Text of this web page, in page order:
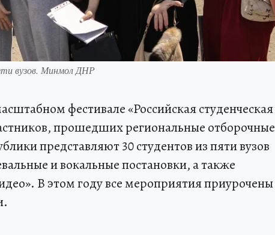
вузов. Минмол ДНР
фестивале «Российская студенческая
прошедших региональные отборочные
представляют 30 студентов из пяти вузов
и вокальные постановки, а также
В этом году все мероприятия приурочены